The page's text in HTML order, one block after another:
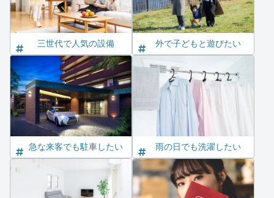
三世代で人気の設備 外で子どもと遊びたい
急な来客でも駐車したい 雨の日でも洗濯したい